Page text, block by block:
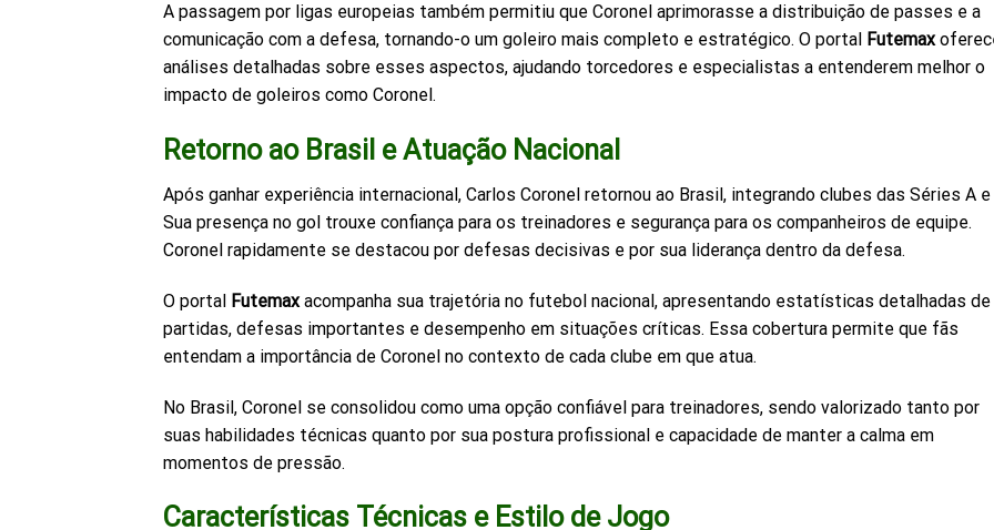
A passagem por ligas europeias também permitiu que Coronel aprimorasse a distribuição de passes e a
comunicação com a defesa, tornando-o um goleiro mais completo e estratégico. O portal Futemax
análises detalhadas sobre esses aspectos, ajudando torcedores e especialistas a entenderem melhor o
impacto de goleiros como Coronel.
Retorno ao Brasil e Atuação Nacional
Após ganhar experiência internacional, Carlos Coronel retornou ao Brasil, integrando clubes das Séries A e
Sua presença no gol trouxe confiança para os treinadores e segurança para os companheiros de equipe.
Coronel rapidamente se destacou por defesas decisivas e por sua liderança dentro da defesa.
O portal Futemaxacompanha sua trajetória no futebol nacional, apresentando estatísticas detalhadas de
partidas, defesas importantes e desempenho em situações críticas. Essa cobertura permite que fãs
entendam a importância de Coronel no contexto de cada clube em que atua.
No Brasil, Coronel se consolidou como uma opção confiável para treinadores, sendo valorizado tanto por
suas habilidades técnicas quanto por sua postura profissional e capacidade de manter a calma em
momentos de pressão.
Características Técnicas e Estilo de Jogo